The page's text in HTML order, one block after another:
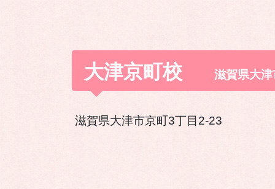
大津京町校 滋賀県大
滋賀県大津市京町3丁目2-23